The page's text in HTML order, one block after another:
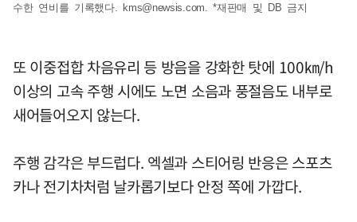
수한 연비를 기록했다. kms@newsis.com. *재판매 및 DB 금지
또 이중접합 차음유리 등 방음을 강화한 탓에 100㎞/h
이상의 고속 주행 시에도 노면 소음과 풍절음도 내부로
새어들어오지 않는다.
주행 감각은 부드럽다. 엑셀과 스티어링 반응은 스포츠
카나 전기차처럼 날카롭기보다 안정 쪽에 가깝다.